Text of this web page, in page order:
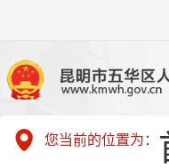
您当前的位置为：